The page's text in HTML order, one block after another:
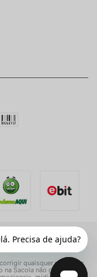
quaisquer possíveis
Sacola não garante seu